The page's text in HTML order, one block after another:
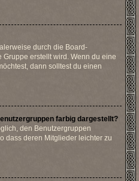
durch die Board-
erstellt wird. Wenn du eine
dann solltest du einen
farbig dargestellt?
den Benutzergruppen
dass deren Mitglieder leichter zu